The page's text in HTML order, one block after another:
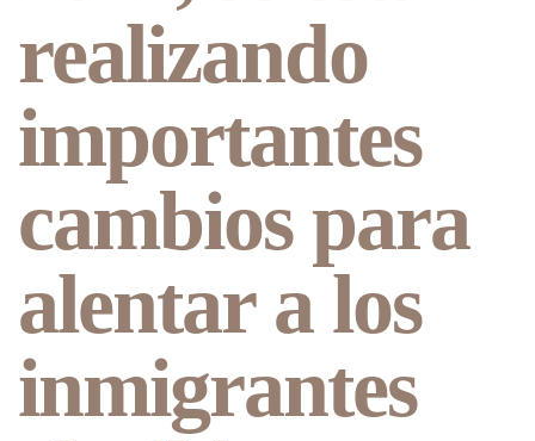
realizando
importantes
cambios para
alentar a los
inmigrantes